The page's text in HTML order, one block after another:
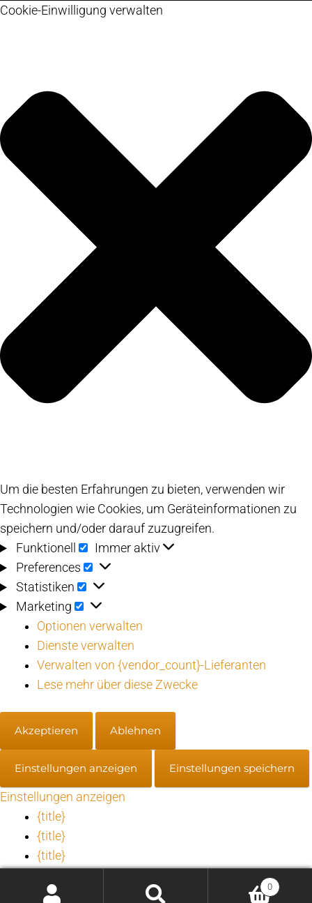
0
Cookie-Einwilligung verwalten
Um die besten Erfahrungen zu bieten, verwenden wir
Technologien wie Cookies, um Geräteinformationen zu
speichern und/oder darauf zuzugreifen.
Funktionell
Funktionell
Immer aktiv
Preferences
Preferences
Statistiken Statistiken
Marketing Marketing
Optionen verwalten
Dienste verwalten
Verwalten von {vendor_count}-Lieferanten
Lese mehr über diese Zwecke
Akzeptieren Ablehnen
Einstellungen anzeigen Einstellungen speichern
Einstellungen anzeigen
{title}
{title}
{title}